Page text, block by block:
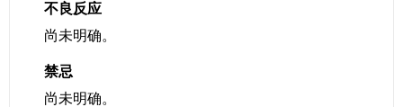
不良反应
尚未明确。
禁忌
尚未明确。